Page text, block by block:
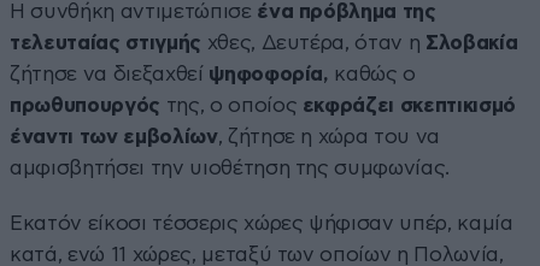
Η συνθήκη αντιμετώπισε ένα πρόβλημα της
τελευταίας στιγμής χθες, Δευτέρα, όταν η Σλοβακία
ζήτησε να διεξαχθεί ψηφοφορία, καθώς ο
πρωθυπουργός της, ο οποίος εκφράζει σκεπτικισμό
έναντι των εμβολίων, ζήτησε η χώρα του να
αμφισβητήσει την υιοθέτηση της συμφωνίας.
Εκατόν είκοσι τέσσερις χώρες ψήφισαν υπέρ, καμία
κατά, ενώ 11 χώρες, μεταξύ των οποίων η Πολωνία,